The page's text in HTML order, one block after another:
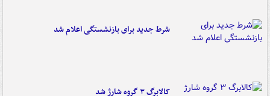
شرط جدید برای بازنشستگی اعلام شد
کالابرگ ۳ گروه شارژ شد